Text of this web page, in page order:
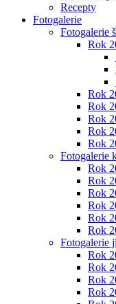
Recepty
Fotogalerie
Fotogalerie
Rok
Rok
Rok
Rok
Rok
Rok
Fotogalerie
Rok
Rok
Rok
Rok
Rok
Rok
Fotogalerie
Rok
Rok
Rok
Rok